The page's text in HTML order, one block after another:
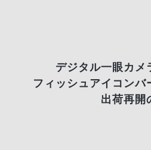
デジタル一眼カメ
フィッシュアイコンバ
出荷再開